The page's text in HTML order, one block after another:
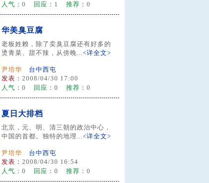
人气： 0 回应： 1 推荐： 0
华美臭豆腐
老板姓赖，除了卖臭豆腐还有好多的
烫青菜、甜不辣，从傍晚...<详全文>
尹培华
台中西屯
发表： 2008/04/30 17:00
人气： 0 回应： 0 推荐： 0
夏日大排档
北京，元、明、清三朝的政治中心，
中国的首都。独特的地理...<详全文>
尹培华
台中西屯
发表： 2008/04/30 16:54
人气： 0 回应： 0 推荐： 0